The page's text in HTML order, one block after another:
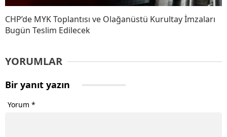
CHP’de MYK Toplantısı ve Olağanüstü Kurultay İmzaları
Bugün Teslim Edilecek
YORUMLAR
Bir yanıt yazın
Yorum *